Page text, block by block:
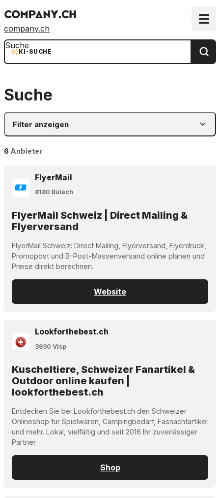
company.ch
KI-SUCHE
Suche
Suche
Filter anzeigen
6 Anbieter
FlyerMail
8180 Bülach
FlyerMail Schweiz | Direct Mailing &
Flyerversand
FlyerMail Schweiz: Direct Mailing, Flyerversand, Flyerdruck,
Promopost und B-Post-Massenversand online planen und
Preise direkt berechnen.
Website
Lookforthebest.ch
3930 Visp
Kuscheltiere, Schweizer Fanartikel &
Outdoor online kaufen |
lookforthebest.ch
Entdecken Sie bei Lookforthebest.ch den Schweizer
Onlineshop für Spielwaren, Campingbedarf, Fasnachtartikel
und mehr. Lokal, vielfältig und seit 2016 Ihr zuverlässiger
Partner
Shop